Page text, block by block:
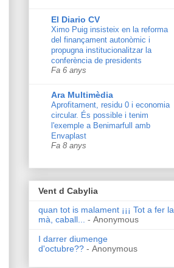
El Diario CV
Ximo Puig insisteix en la reforma
del finançament autonòmic i
propugna institucionalitzar la
conferència de presidents
Fa 6 anys
Ara Multimèdia
Aprofitament, residu 0 i economia
circular. És possible i tenim
l'exemple a Benimarfull amb
Envaplast
Fa 8 anys
Vent d Cabylia
quan tot is malament ¡¡¡ Tot a fer la
mà, caball...
- Anonymous
I darrer diumenge
d'octubre?? - Anonymous